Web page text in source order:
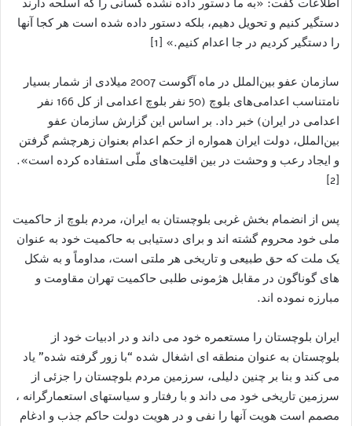
دستگیر کنیم و تحویل دهیم، بلکه دستور داده شده است هر کجا آنها
را دستگیر کردیم در جا اعدام کنیم.» [1]
سازمان عفو بین‌الملل در ماه آگوست 2007 میلادی از شمار بسیار
نامتناسب اعدامی‌های بلوچ (50 نفر بلوچ اعدامی از کل 166 نفر
اعدامی در ایران) خبر داد. بر اساس اين گزارش سازمان عفو
بین‌الملل، دولت ایران همواره از حکم اعدام بعنوان زهرچشم گرفتن
و ایجاد رعب و وحشت در بین اقلیت‌های ملّی استفاده ‌کرده است».
[2]
پس از انضمام بخش غربی بلوچستان به ايران، مردم بلوچ از حاکمیت
ملی خود محروم گشته اند و برای دستیابی به حاکمیت خود به عنوان
یک ملت که حق طبیعی و تاريخی هر ملتی است، مداوماً و به شکل
های گوناگون در مقابل هژمونی طلبی حاکمیت تهران مقاومت و
مبارزه نموده اند.
ایران بلوچستان را مستعمره خود می داند و در ادبیات خود از
بلوچستان به عنوان منطقه ای اشغال شده “با زور گرفته شده” یاد
می کند و بنا بر چنين دلیلی، سرزمین مردم بلوچستان را جزئی از
سرزمین تاریخی خود می داند و با رفتار و سياستهای استعمارگرانه ،
مصمم است هويت آنها را نفی و در هویت دولت حاکم جذب و ادغام